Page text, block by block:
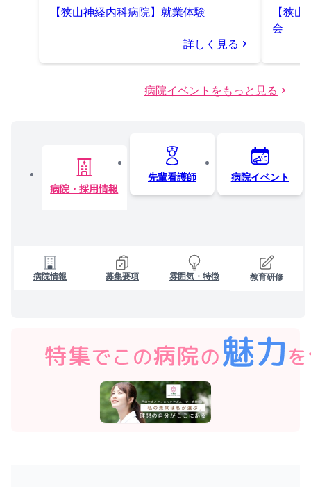
【狭山神経内科病院】就業体験
詳しく見る
【狭
会
病院イベントをもっと見る
病院・採用情報
先輩看護師 病院イベント
病院情報 募集要項 雰囲気・特徴 教育研修